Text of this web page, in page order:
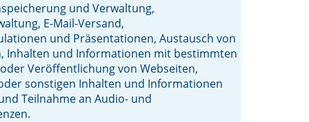
und Verwaltung,
E-Mail-Versand,
und Präsentationen, Austausch von
Inhalten und Informationen mit bestimmten
Veröffentlichung von Webseiten,
sonstigen Inhalten und Informationen
Teilnahme an Audio- und